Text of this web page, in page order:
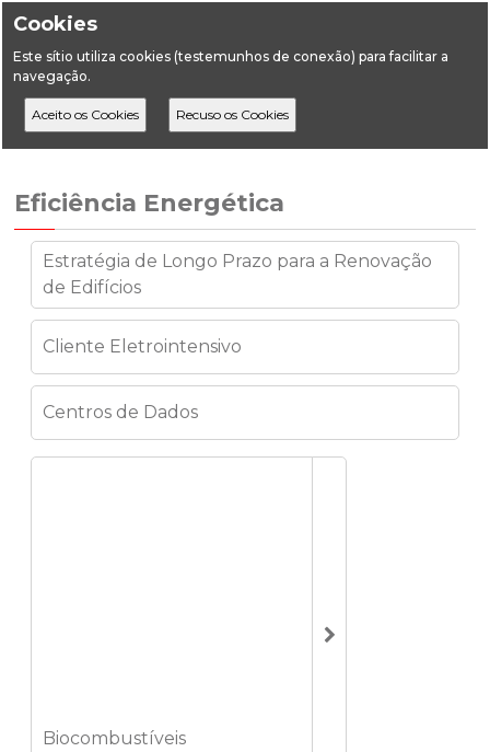
Cookies
Este sítio utiliza cookies (testemunhos de conexão) para facilitar a
navegação.
HomeÁreas Setoriais Energia Eficiência Energética
Eficiência Energética
Estratégia de Longo Prazo para a Renovação
de Edifícios
Cliente Eletrointensivo
Centros de Dados
Biocombustíveis